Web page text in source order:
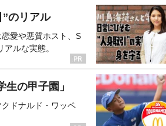
のリアル
愛や悪質ホスト、S
ルな実態。
の甲子園」
ドナルド・ワッペ